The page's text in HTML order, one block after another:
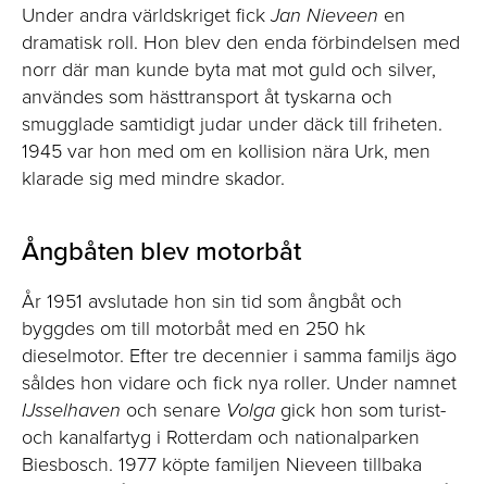
Under andra världskriget fickJan Nieveen en
dramatisk roll. Hon blev den enda förbindelsen med
norr där man kunde byta mat mot guld och silver,
användes som hästtransport åt tyskarna och
smugglade samtidigt judar under däck till friheten.
1945 var hon med om en kollision nära Urk, men
klarade sig med mindre skador.
Ångbåten blev motorbåt
År 1951 avslutade hon sin tid som ångbåt och
byggdes om till motorbåt med en 250 hk
dieselmotor. Efter tre decennier i samma familjs ägo
såldes hon vidare och fick nya roller. Under namnet
IJsselhaven och senare Volga gick hon som turist-
och kanalfartyg i Rotterdam och nationalparken
Biesbosch. 1977 köpte familjen Nieveen tillbaka